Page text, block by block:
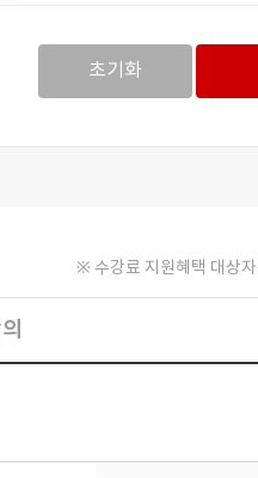
초기화
※ 수강료 지원혜택 대상